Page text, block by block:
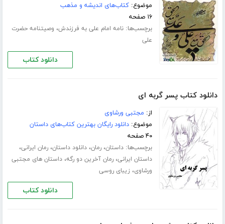
موضوع:کتاب‌های اندیشه و مذهب
۱۶ صفحه
برچسب‌ها:نامه امام علی به فرزندش، وصیتنامه حضرت
علی
دانلود کتاب
دانلود کتاب پسر گربه ای
از: مجتبی ورشاوی
موضوع:دانلود رایگان بهترین کتاب‌های داستان
۴۰ صفحه
برچسب‌ها:داستان،رمان،دانلود داستان،رمان ایرانی،
داستان ایرانی،رمان آخرین دو رگه،داستان های مجتبی
ورشاوی، زیبای روسی
دانلود کتاب